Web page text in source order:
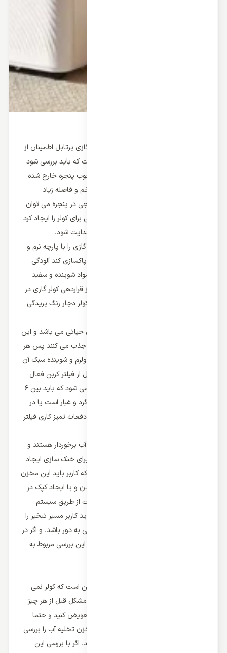
مهم ترین مورد در نصب و راه اندازی کولر گازی پرتابل اطمینان از
خروجی هوا گرم ناشی از کارکر کولر گازی است که باید بررسی شود
که لوله خروجی به صورت مناسب از چهار چوب پنجره خارج شده
باشد و همچنین لوله متصل به دستگاه از خم و فاصله زیاد
برخوردار نباشد و در صورت عدم ایجاد خروجی در پنجره می توان
از طریق سقف کاذب یا درزهای دیگر خروجی برای کولر را ایجاد کرد
تا گرمای ایجاد شده توسط کولر به بیرون هدایت شود.
در مرحله بعد کاربر باید هر هفته بدنه کولر گازی را با پارچه نرم و
مرطوب تمیز کند و گرد و غبار ایجاد شده را پاکسازی کند آلودگی
های وارد سیستم نشوند و علاوه بر این از مواد شوینده و سفید
کننده برای تمیز کردن کولر جلوگیری کنید و از قراردهی کولر گازی در
برابر نور مستقیم خورشید جلوگیری کنید تا کولر دچار رنگ پریدگی
در مرحله بعد تمیز کردن فیترهای کولر گازی حیاتی می باشد و این
فیلترهای گرد و غبار و آلاینده های محیط را جذب می کنند پس هر
دو هفته یکبار فیلترها را خارج کنید و با اب ولرم و شوینده سبک آن
ها تمیز کنید. در برخی کولر گازی های پرتابل از فیلتر کربن فعال
برای حذف بوی نامطبوع محیطی استفاده می شود که باید بین 6
تا 12 ماه تعویض شوند. اگر محیط شما پر گرد و غبار است یا در
خانه حیوان خانگی دارید می توانید تعداد دفعات تمیز کاری فیلتر
برخی مدل های کولر گازی پرتابل از مخزن آب برخوردار هستند و
این آب در نتیجه جدا سازی رطوبت از هوا برای خنک سازی ایجاد
می شود و در مخزن موجود جمع می شود که کاربر باید این مخزن
را به صورت مرتب تخلیه کند تا از سرریز شدن و یا ایجاد کپک در
کولر جلوگیری شود در برخی موارد این رطوبت از طریق سیستم
تبخیر لوله خروجی هوا خارج می شود که باید کاربر مسیر تبخیر را
بررسی کند تا کولر از هرگونه آسیب و یا نشتی به دور باشد. و اگر در
مناطق مرطوب آب و هوایی زندگی می کنید این بررسی مربوط به
یکی از اصلی ترین مشکلات در کولر گازی این است که کولر نمی
تواند هوای خنک تولید کند و برای رفع این مشکل قبل از هر چیز
فیلترهای موجود در کولر گازی را تمیز و یا تعویض کنید و حتما
لوله خروجی هوا و رطوبت گیر دستگاه و مخزن تخلیه آب را بررسی
کنید تا کولر از آسیب های جدی به دور باشد. اگر با بررسی این